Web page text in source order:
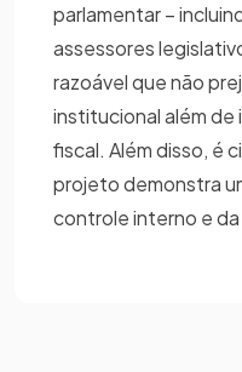
parlamentar –
assessores
razoável que não
institucional além de
fiscal. Além disso, é
projeto demonstra
controle interno e